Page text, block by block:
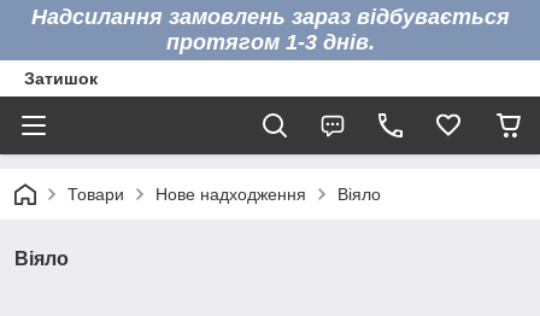
Надсилання замовлень зараз відбувається
протягом 1-3 днів.
Затишок
Товари Нове надходження Віяло
Віяло